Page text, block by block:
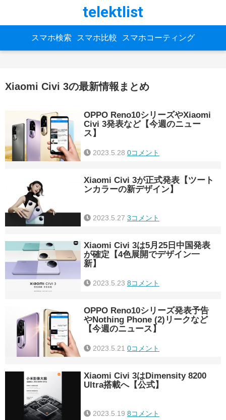
telektlist
スマホ検索 スマホ比較 スマホコーティング
Xiaomi Civi 3の最新情報まとめ
OPPO Reno10シリーズやXiaomi
Civi 3発表など【今週のニュー
ス】
2023.5.28 0コメント
Xiaomi Civi 3が正式発表【ツート
ンカラーの新デザイン】
2023.5.27 3コメント
Xiaomi Civi 3は5月25日中国発表
が確定【4色展開でデザイン一
新】
2023.5.23 8コメント
OPPO Reno10シリーズ発表予告
やNothing Phone (2)リークなど
【今週のニュース】
2023.5.21 0コメント
Xiaomi Civi 3はDimensity 8200
Ultra搭載へ【公式】
2023.5.19 8コメント